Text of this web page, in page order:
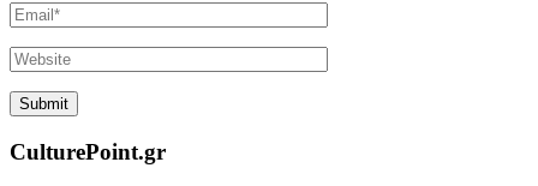
CulturePoint.gr